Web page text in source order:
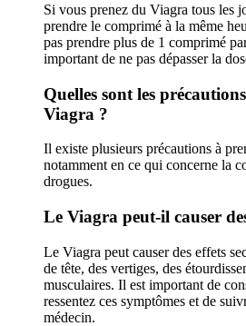
Si vous prenez du Viagra tous les
prendre le comprimé à la même
pas prendre plus de 1 comprimé
important de ne pas dépasser la
Quelles sont les
Viagra ?
Il existe plusieurs précautions à
notamment en ce qui concerne la
drogues.
Le Viagra peut-il causer
Le Viagra peut causer des effets
de tête, des vertiges, des
musculaires. Il est important de
ressentez ces symptômes et de
médecin.